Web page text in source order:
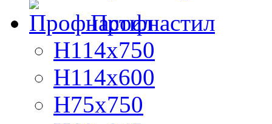
Профнастил
Н114х750
Н114х600
Н75х750